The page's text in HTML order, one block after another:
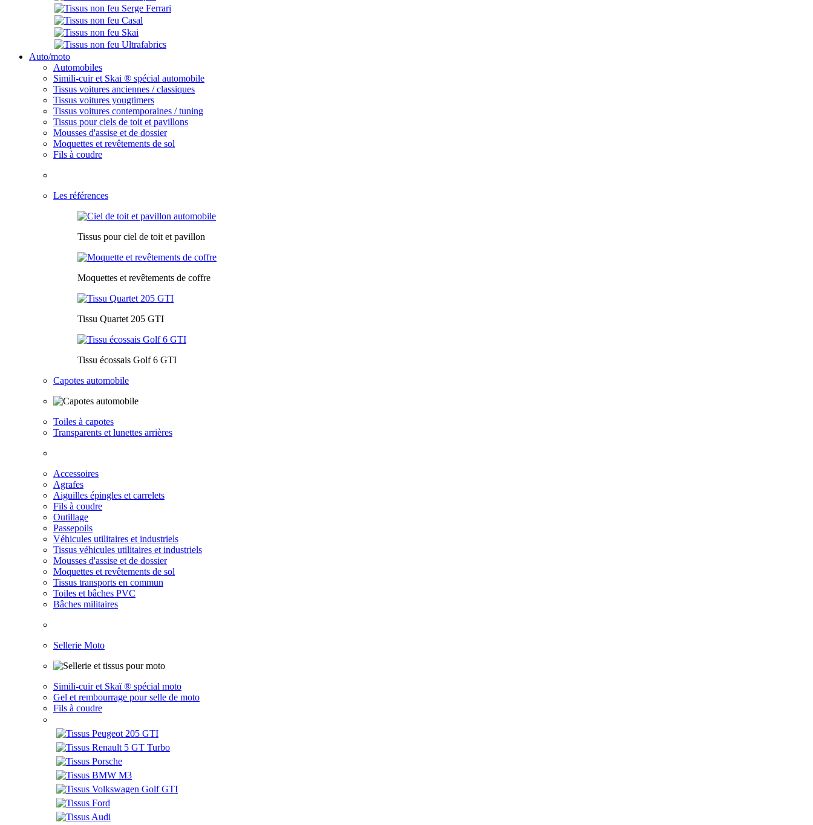
Auto/moto
Automobiles
Simili-cuir et Skai ® spécial automobile
Tissus voitures anciennes / classiques
Tissus voitures yougtimers
Tissus voitures contemporaines / tuning
Tissus pour ciels de toit et pavillons
Mousses d'assise et de dossier
Moquettes et revêtements de sol
Fils à coudre
Les références
Tissus pour ciel de toit et pavillon
Moquettes et revêtements de coffre
Tissu Quartet 205 GTI
Tissu écossais Golf 6 GTI
Capotes automobile
Toiles à capotes
Transparents et lunettes arrières
Accessoires
Agrafes
Aiguilles épingles et carrelets
Fils à coudre
Outillage
Passepoils
Véhicules utilitaires et industriels
Tissus véhicules utilitaires et industriels
Mousses d'assise et de dossier
Moquettes et revêtements de sol
Tissus transports en commun
Toiles et bâches PVC
Bâches militaires
Sellerie Moto
Simili-cuir et Skaï ® spécial moto
Gel et rembourrage pour selle de moto
Fils à coudre